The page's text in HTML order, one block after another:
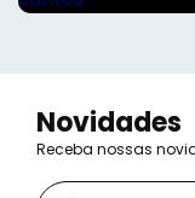
Novidades
Receba nossas